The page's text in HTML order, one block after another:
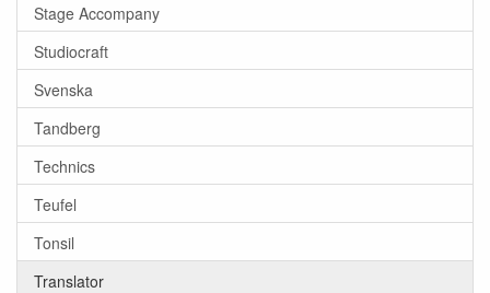
Stage Accompany
Studiocraft
Svenska
Tandberg
Technics
Teufel
Tonsil
Translator